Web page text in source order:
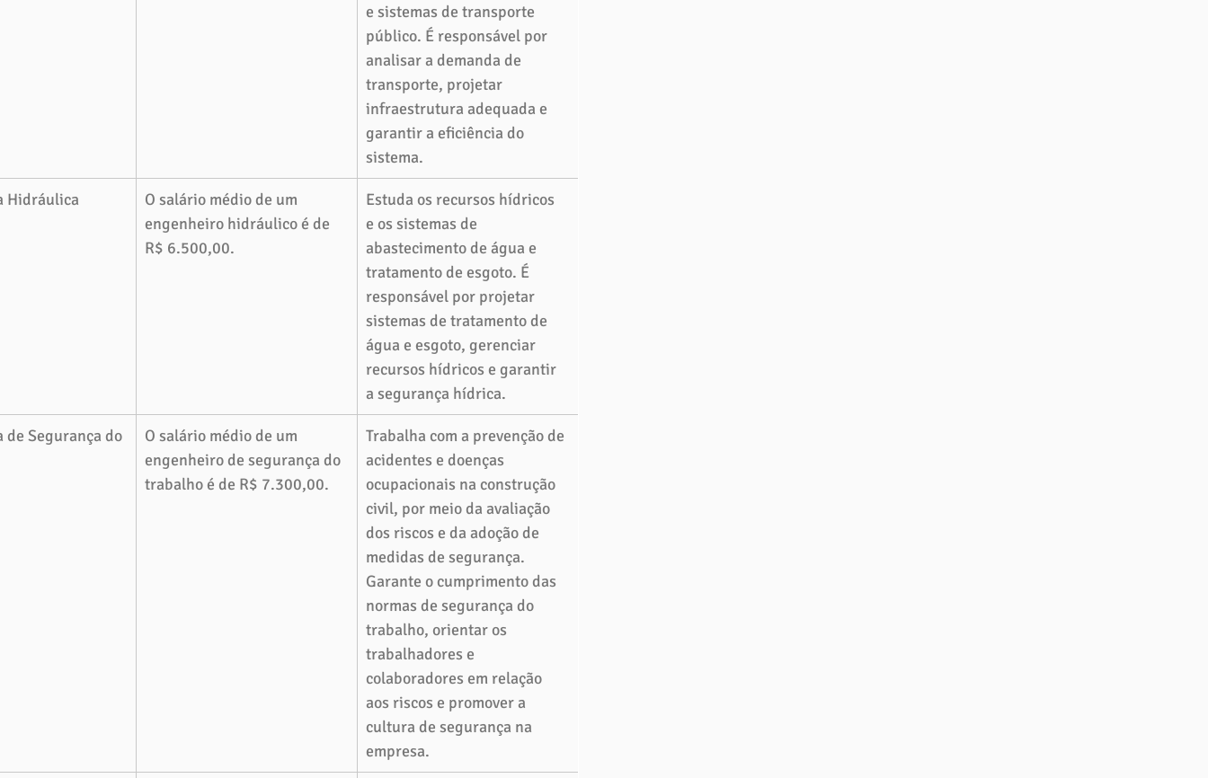
e sistemas de transporte
público. É responsável por
analisar a demanda de
transporte, projetar
infraestrutura adequada e
garantir a eficiência do
sistema.
Hidráulica
O salário médio de um
engenheiro hidráulico é de
R$ 6.500,00.
Estuda os recursos hídricos
e os sistemas de
abastecimento de água e
tratamento de esgoto. É
responsável por projetar
sistemas de tratamento de
água e esgoto, gerenciar
recursos hídricos e garantir
a segurança hídrica.
de Segurança do
O salário médio de um
engenheiro de segurança do
trabalho é de R$ 7.300,00.
Trabalha com a prevenção de
acidentes e doenças
ocupacionais na construção
civil, por meio da avaliação
dos riscos e da adoção de
medidas de segurança.
Garante o cumprimento das
normas de segurança do
trabalho, orientar os
trabalhadores e
colaboradores em relação
aos riscos e promover a
cultura de segurança na
empresa.